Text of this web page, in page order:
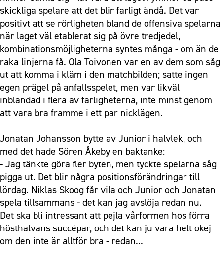
skickliga spelare att det blir farligt ändå. Det var
positivt att se rörligheten bland de offensiva spelarna
när laget väl etablerat sig på övre tredjedel,
kombinationsmöjligheterna syntes många - om än de
raka linjerna få. Ola Toivonen var en av dem som såg
ut att komma i kläm i den matchbilden; satte ingen
egen prägel på anfallsspelet, men var likväl
inblandad i flera av farligheterna, inte minst genom
att vara bra framme i ett par nicklägen.
Jonatan Johansson bytte av Junior i halvlek, och
med det hade Sören Åkeby en baktanke:
- Jag tänkte göra fler byten, men tyckte spelarna såg
pigga ut. Det blir några positionsförändringar till
lördag. Niklas Skoog får vila och Junior och Jonatan
spela tillsammans - det kan jag avslöja redan nu.
Det ska bli intressant att pejla vårformen hos förra
hösthalvans succépar, och det kan ju vara helt okej
om den inte är alltför bra - redan...